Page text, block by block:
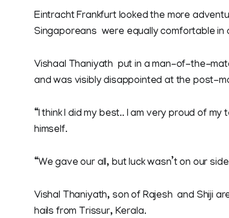
Eintracht Frankfurt looked the more
Singaporeans were equally comfortable in
Vishaal Thaniyath put in a man-of-the-
and was visibly disappointed at the post-
“I think I did my best.. I am very proud of
himself.
“We gave our all, but luck wasn’t on our
Vishal Thaniyath, son of Rajesh and Shiji
hails from Trissur, Kerala.